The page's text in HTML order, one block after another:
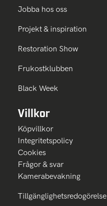
Jobba hos oss
Projekt & inspiration
Restoration Show
Frukostklubben
Black Week
Villkor
Köpvillkor
Integritetspolicy
Cookies
Frågor & svar
Kamerabevakning
Tillgänglighetsredogörelse